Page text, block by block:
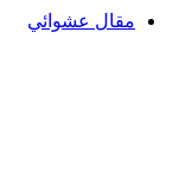
مقال عشوائي